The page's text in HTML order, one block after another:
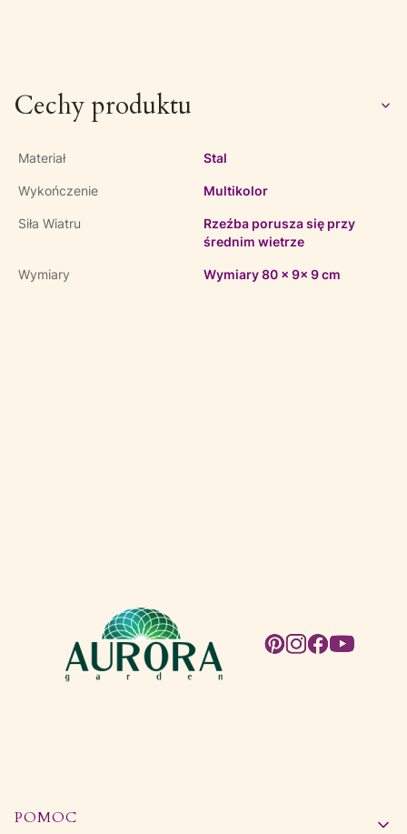
Cechy produktu
Materiał Stal
Wykończenie Multikolor
Siła Wiatru
Rzeźba porusza się przy
średnim wietrze
Wymiary Wymiary 80 x 9x 9 cm
Linki w stopce
POMOC